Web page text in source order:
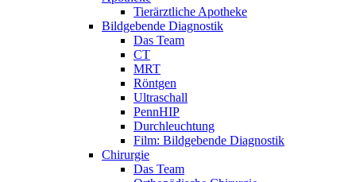
Tierärztliche Apotheke
Bildgebende Diagnostik
Das Team
CT
MRT
Röntgen
Ultraschall
PennHIP
Durchleuchtung
Film: Bildgebende Diagnostik
Chirurgie
Das Team